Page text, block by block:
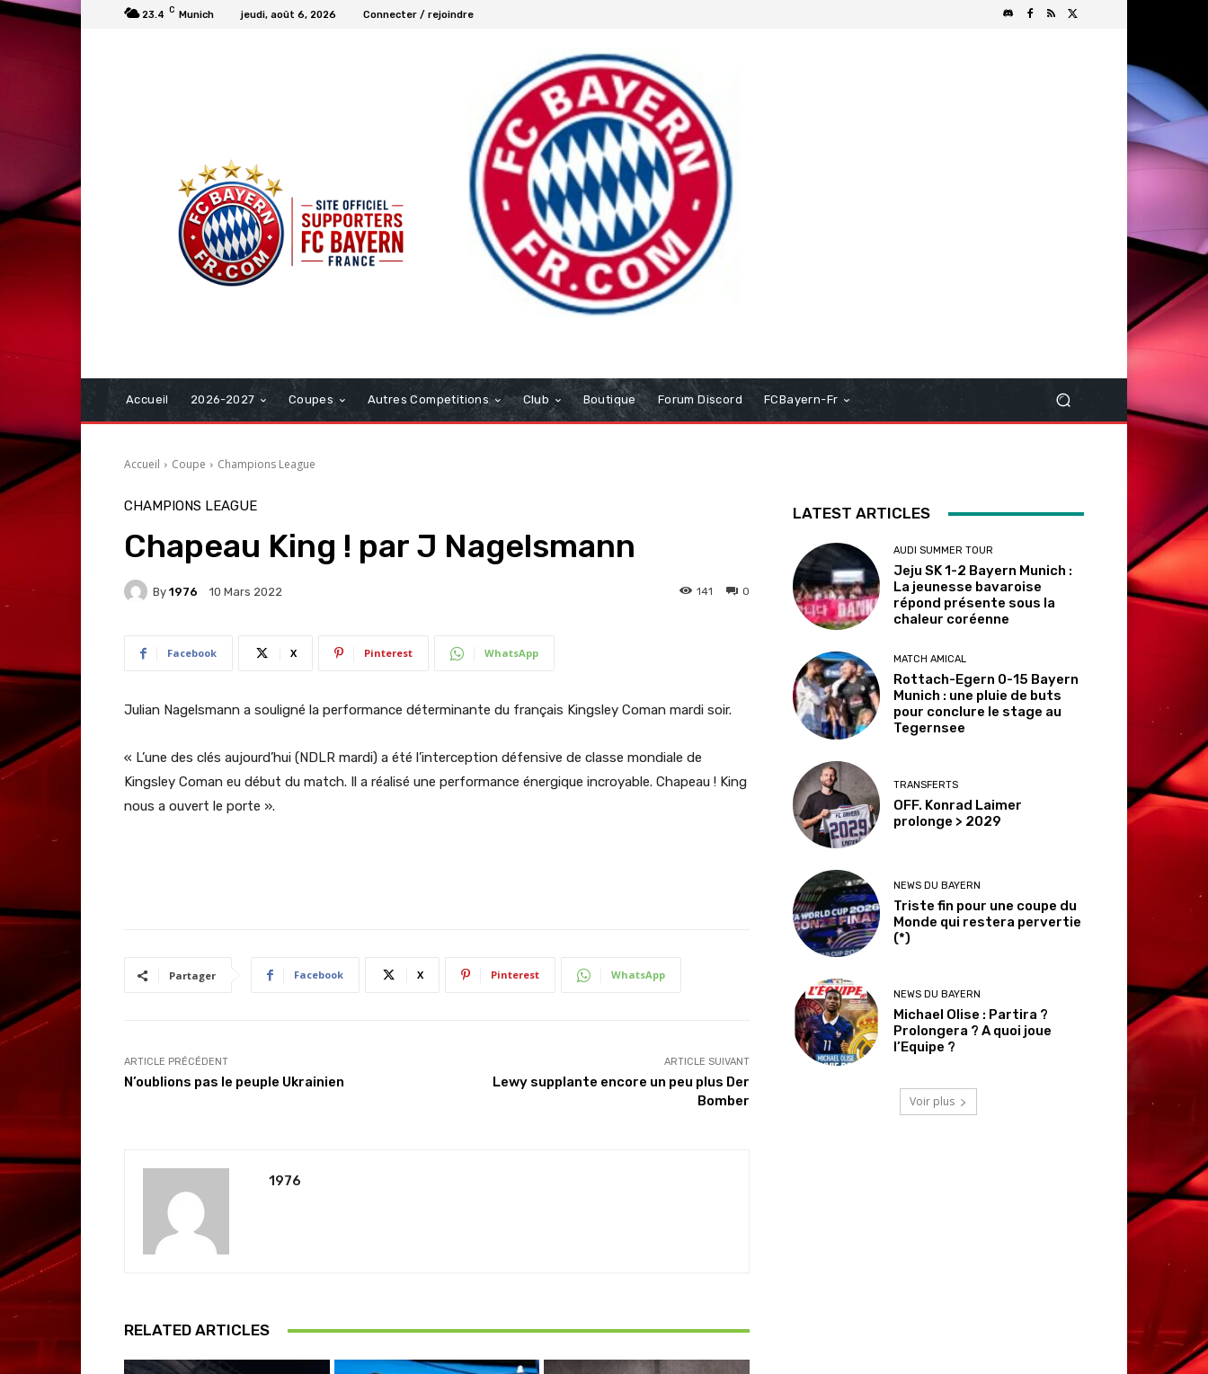
23.4 C Munich jeudi, août 6, 2026 Connecter / rejoindre
Accueil 2026-2027 Coupes Autres Competitions Club Boutique Forum Discord FCBayern-Fr
Accueil Coupe Champions League
CHAMPIONS LEAGUE
Chapeau King ! par J Nagelsmann
By 1976 10 Mars 2022 0
141
Facebook X Pinterest WhatsApp
Julian Nagelsmann a souligné la performance déterminante du français Kingsley Coman mardi soir.
« L’une des clés aujourd’hui (NDLR mardi) a été l’interception défensive de classe mondiale de
Kingsley Coman eu début du match. Il a réalisé une performance énergique incroyable. Chapeau ! King
nous a ouvert le porte ».
Partager Facebook X Pinterest WhatsApp
ARTICLE PRÉCÉDENT
N’oublions pas le peuple Ukrainien
ARTICLE SUIVANT
Lewy supplante encore un peu plus Der
Bomber
1976
RELATED ARTICLES
LATEST ARTICLES
AUDI SUMMER TOUR
Jeju SK 1-2 Bayern Munich :
La jeunesse bavaroise
répond présente sous la
chaleur coréenne
MATCH AMICAL
Rottach-Egern 0-15 Bayern
Munich : une pluie de buts
pour conclure le stage au
Tegernsee
TRANSFERTS
OFF. Konrad Laimer
prolonge > 2029
NEWS DU BAYERN
Triste fin pour une coupe du
Monde qui restera pervertie
(*)
NEWS DU BAYERN
Michael Olise : Partira ?
Prolongera ? A quoi joue
l’Equipe ?
Voir plus